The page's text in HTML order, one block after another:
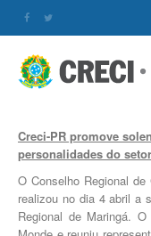
Creci-PR promove
personalidades do
O Conselho Regional
realizou no dia 4 abril a
Regional de Maringá.